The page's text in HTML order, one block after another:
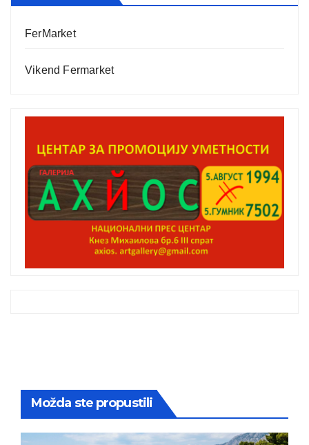
FerMarket
Vikend Fermarket
Možda ste propustili